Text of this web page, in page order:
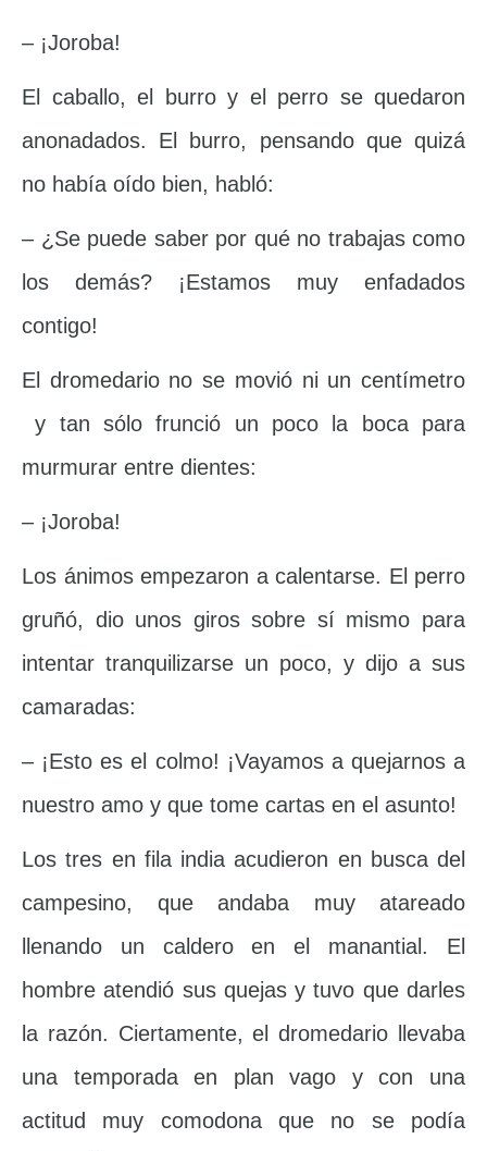
– ¡Joroba!
El caballo, el burro y el perro se quedaron
anonadados. El burro, pensando que quizá
no había oído bien, habló:
– ¿Se puede saber por qué no trabajas como
los demás? ¡Estamos muy enfadados
contigo!
El dromedario no se movió ni un centímetro
y tan sólo frunció un poco la boca para
murmurar entre dientes:
– ¡Joroba!
Los ánimos empezaron a calentarse. El perro
gruñó, dio unos giros sobre sí mismo para
intentar tranquilizarse un poco, y dijo a sus
camaradas:
– ¡Esto es el colmo! ¡Vayamos a quejarnos a
nuestro amo y que tome cartas en el asunto!
Los tres en fila india acudieron en busca del
campesino, que andaba muy atareado
llenando un caldero en el manantial. El
hombre atendió sus quejas y tuvo que darles
la razón. Ciertamente, el dromedario llevaba
una temporada en plan vago y con una
actitud muy comodona que no se podía